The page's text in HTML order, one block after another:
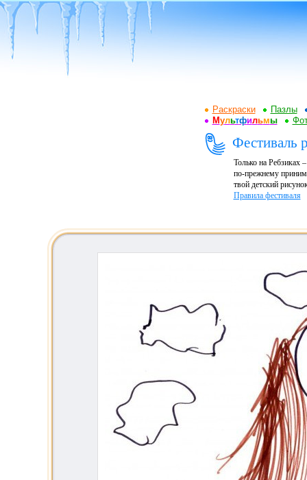
Раскраски
Пазлы
Мультфильмы
Фестиваль
Только на Ребзиках
по-прежнему
твой детский
Правила фестиваля